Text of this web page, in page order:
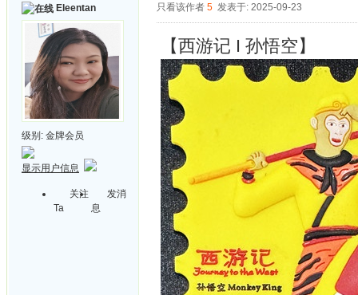
Eleentan
级别: 金牌会员
显示用户信息
关注
Ta
发消
息
只看该作者 5 发表于: 2025-09-23
【西游记 I 孙悟空】